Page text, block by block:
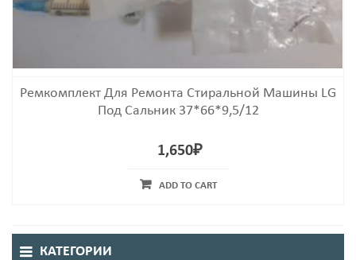
Ремкомплект Для Ремонта Стиральной Машины LG
Под Сальник 37*66*9,5/12
1,650₽
ADD TO CART
КАТЕГОРИИ